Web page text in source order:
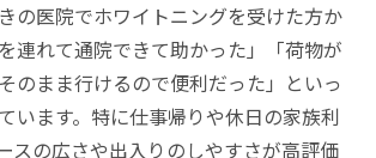
く相場でホワイトニングを受ける
びに役立つホワイトニング料金比較
の医院でホワイトニングを受けた方か
連れて通院できて助かった」「荷物が
のまま行けるので便利だった」といっ
います。特に仕事帰りや休日の家族利
スの広さや出入りのしやすさが高評価